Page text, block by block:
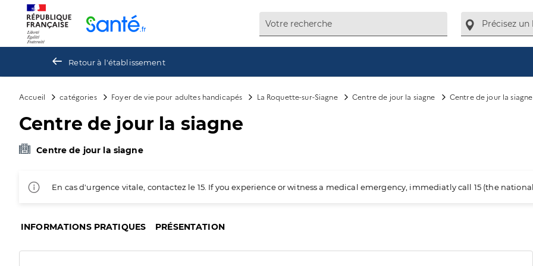
Retour à l'établissement
Accueil catégories Foyer de vie pour adultes handicapés La Roquette-sur-Siagne Centre de jour la siagne Centre de jour la siagne
Centre de jour la siagne
Centre de jour la siagne
En cas d'urgence vitale, contactez le 15. If you experience or witness a medical emergency, immediatly call 15 (the
INFORMATIONS PRATIQUES PRÉSENTATION
Panneau de gestion des cookies